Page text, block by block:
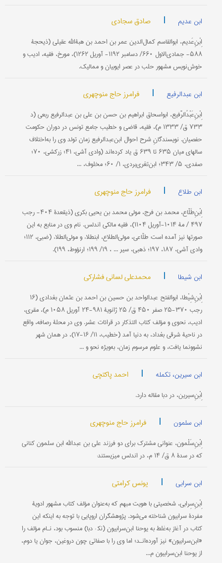
ابن عدیم | صادق سجادی
اِبْنِ‌عَدیم، ابوالقاسم کمال‌الدین عمر بن احمد بن هبةالله عقیلی (ذیحجۀ
۵۸۸- جمادی‌الاول ۶۶۰/ دسامبر ۱۱۹۲- آوریل ۱۲۶۲)، مورخ، فقیه، ادیب و
خوش‌نویس مشهور حلب در عصر ایوبیان و ممالیک.
ابن عبدالرفیع | فرامرز حاج منوچهری
اِبْنِ‌عَبْدُالرَّفیع، ابواسحاق ابراهیم بن حسن بن علی بن عبدالرفیع ربعی (د
۷۳۳ ق/ ۱۳۳۳ م)، فقیه، قاضی و خطیب جامع تونس در دوران حکومت
حفصیان. نویسندگانِ شرح احوال ابن‌عبدالرفیع زمان تولد وی را به‌اختلاف
سالهای میان ۶۳۵ تا ۶۳۹ ق یاد کرده‌اند (وادی آشی، ۴۱؛ زرکشی، ۷۰؛
صفدی، ۵/ ۳۴۳؛ ابن‌تغری‌بردی، ۱/ ۶۰؛ مخلوف، ...
ابن طلاع | فرامرز حاج منوچهری
اِبْنِ‌طَلّاع، محمد بن فرج، مولى محمد بن یحیى بکری (ذیقعدۀ ۴۰۴- رجب
۴۹۷ / مۀ ۱۰۱۴-آوریل ۱۱۰۴)، فقیه مالکی اندلس. نام وی در منابع به این
صورتها نیز آمده است: طلّاعی، مولی‌الطلاع، ابن‎طلاء و مولی‌الطلاء (ضبی، ۱۱۲؛
وادی آشی، ۱۸۷، ۱۹۷؛ ذهبی، سیر ... ، ۱۹/ ۱۹۹؛ ارنؤوط، ۱۹۹).
ابن شیطا | محمدعلی لسانی فشارکی
اِبْنِ‌شِیْطا، ابوالفتح عبدالواحد بن حسین بن احمد بن عثمان بغدادی (۱۶
رجب ۳۷۰-۲۵ صفر ۴۵۰ ق/ ۲۵ ژانویۀ ۹۸۱-۲۴ آوریل ۱۰۵۸ م)، مقری،
ادیب، نحوی و مؤلف کتاب التذکار در قرائات عشر. وی در محلۀ رصافه، واقع
در ناحیۀ شرقی بغداد، به دنیا آمد (خطیب، ۱۱/ ۱۶-۱۷)، در همان شهر
نشوونما یافت، و علوم مرسوم زمان، به‌ویژه نحو و ...
ابن سیرین، تکمله | احمد پاکتچی
اِبْنِ‌سیرین، در دبا مقاله دارد.
ابن سلمون | فرامرز حاج منوچهری
اِبْنِ‌‌سَلْمون، عنوانی مشترک برای دو فرزند علی بن عبدالله ابن سلمون کنانی
که در سدۀ ۸ ق/ ۱۴ م، در اندلس می‎زیستند:
ابن سرابی | یونس کرامتی
اِبْنِ‌سِرابی، شخصیتی با هویت مبهم که به‌عنوان مؤلف کتاب مشهور ادویۀ
مفردۀ سرابیون شناخته می‌شود. پژوهشگران اروپایی با توجه به اینکه این
کتاب در آغاز به‌غلط به یوحنا ابن‌سرابیون (نک‍ : دبا) منسوب بود، نـام مؤلف را
«ابن‌سرابیون» نیز آورده‌انـد؛ اما وی را با صفاتی چون دروغین، جوان یا دوم،
از یوحنا ابن‌سرابیون م...